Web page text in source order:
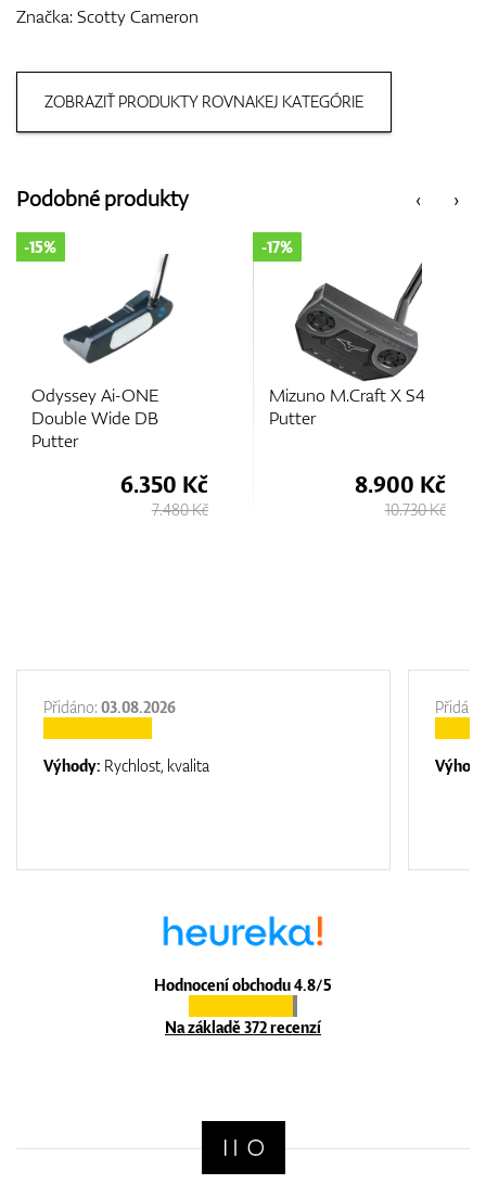
Bagy
Dárkové poukazy
Značka:Scotty Cameron
ZOBRAZIŤ PRODUKTY ROVNAKEJ KATEGÓRIE
‹
Podobné produkty ›
Odyssey Ai-ONE
Double Wide DB
Putter
-15%
6.350 Kč
7.480 Kč
Mizuno M.Craft X S4
Putter
-17%
8.900 Kč
10.730 Kč
Hodnocení obchodu 4.8/5
Na základě 372 recenzí
Přidáno: 03.08.2026
Výhody: Rychlost, kvalita